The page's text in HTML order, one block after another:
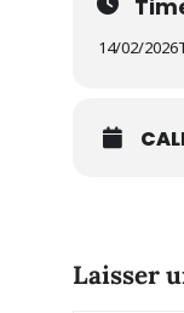
14/02/2026
Laisser